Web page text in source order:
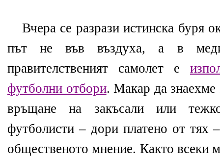
Вчера се разрази истинска буря
път не във въздуха, а в
правителственият самолет е
футболни отбори. Макар да знаехме
връщане на закъсали или
футболисти – дори платено от тях
общественото мнение. Както всеки